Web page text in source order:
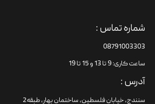
شماره تماس :
08791003303
ساعت کاری: 9 تا 13 و 15 تا 19
آدرس :
سنندج، خیابان فلسطین،‌ ساختمان بهار، طبقه2